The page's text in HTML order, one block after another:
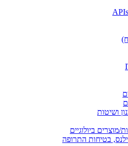
ושיטות
מוצרים ביולוגיים
בטיחות התרופה